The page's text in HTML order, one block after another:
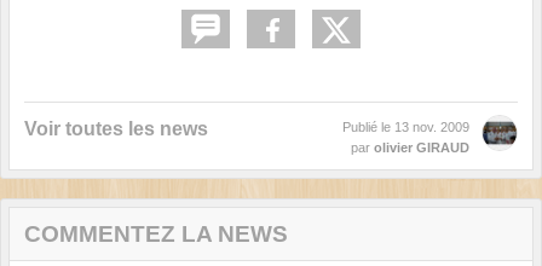
Voir toutes les news Publié le 13 nov. 2009
par olivier GIRAUD
COMMENTEZ LA NEWS